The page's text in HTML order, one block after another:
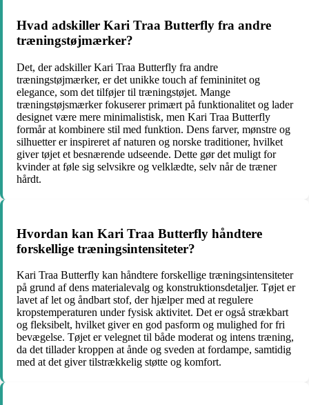
Hvad adskiller Kari Traa Butterfly fra andre
træningstøjmærker?
Det, der adskiller Kari Traa Butterfly fra andre
træningstøjmærker, er det unikke touch af femininitet og
elegance, som det tilføjer til træningstøjet. Mange
træningstøjsmærker fokuserer primært på funktionalitet og lader
designet være mere minimalistisk, men Kari Traa Butterfly
formår at kombinere stil med funktion. Dens farver, mønstre og
silhuetter er inspireret af naturen og norske traditioner, hvilket
giver tøjet et besnærende udseende. Dette gør det muligt for
kvinder at føle sig selvsikre og velklædte, selv når de træner
hårdt.
Hvordan kan Kari Traa Butterfly håndtere
forskellige træningsintensiteter?
Kari Traa Butterfly kan håndtere forskellige træningsintensiteter
på grund af dens materialevalg og konstruktionsdetaljer. Tøjet er
lavet af let og åndbart stof, der hjælper med at regulere
kropstemperaturen under fysisk aktivitet. Det er også strækbart
og fleksibelt, hvilket giver en god pasform og mulighed for fri
bevægelse. Tøjet er velegnet til både moderat og intens træning,
da det tillader kroppen at ånde og sveden at fordampe, samtidig
med at det giver tilstrækkelig støtte og komfort.